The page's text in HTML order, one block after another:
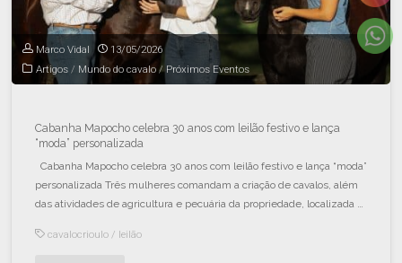
Marco Vidal
13/05/2026
Artigos / Mundo do cavalo / Próximos Eventos
Cabanha Mapocho celebra 30 anos com leilão festivo e lança
“moda” personalizada
Cabanha Mapocho celebra 30 anos com leilão festivo e lança “moda”
personalizada Três mulheres comandam a criação de cavalos, além
das atividades de agricultura e pecuária da propriedade, localizada …
cavalocrioulo / leilão